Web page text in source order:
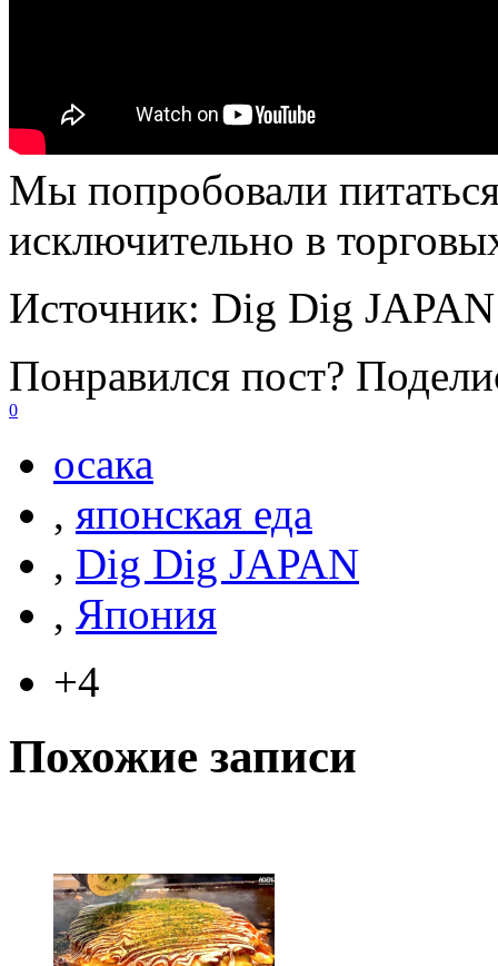
Мы попробовали
исключительно в
Источник: Dig Dig JAPAN
Понравился пост?
0
осака
, японская еда
, Dig Dig JAPAN
, Япония
+4
Похожие записи